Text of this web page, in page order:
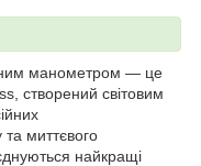
манометром — це
створений світовим
миттєвого
найкращі